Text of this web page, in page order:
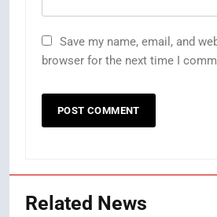
Save my name, email, and
browser for the next time I
Related News